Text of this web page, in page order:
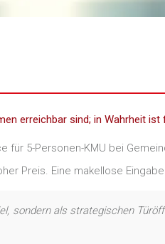
erreichbar sind; in Wahrheit
5-Personen-KMU bei
Preis. Eine makellose
sondern als strategischen